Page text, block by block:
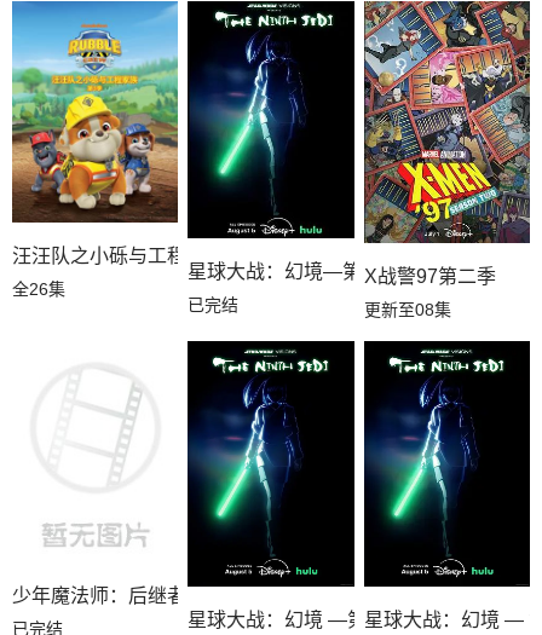
汪汪队之小砾与工程家族第三季国语
全26集
星球大战：幻境—第九个绝地武士
已完结
X战警97第二季
更新至08集
少年魔法师：后继者第三季
已完结 星球大战：幻境 —第九个绝地武士
星球大战：幻境 —